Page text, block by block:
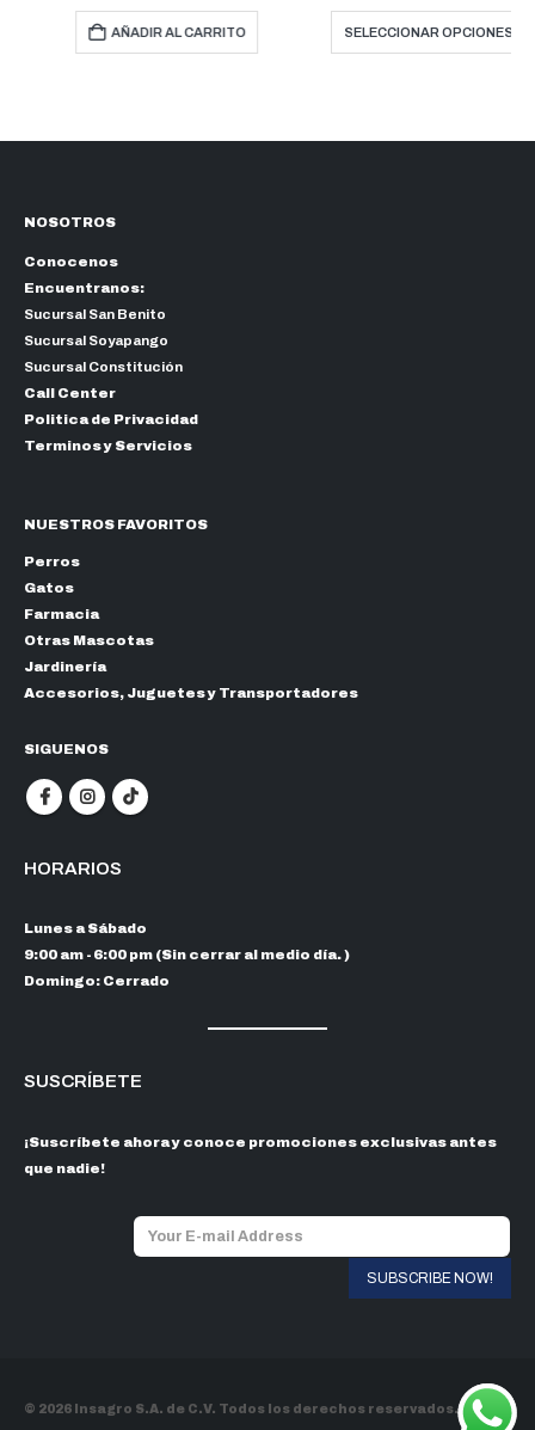
AÑADIR AL CARRITO
desde
$12.50
SELECCIONAR OPCIONES
Este producto tiene múltiples variantes. Las
NOSOTROS
Conocenos
Encuentranos:
Sucursal San Benito
Sucursal Soyapango
Sucursal Constitución
Call Center
Politica de Privacidad
Terminos y Servicios
NUESTROS FAVORITOS
Perros
Gatos
Farmacia
Otras Mascotas
Jardinería
Accesorios, Juguetes y Transportadores
SIGUENOS
HORARIOS
Lunes a Sábado
9:00 am - 6:00 pm (Sin cerrar al medio día. )
Domingo: Cerrado
SUSCRÍBETE
¡Suscríbete ahora y conoce promociones exclusivas antes
que nadie!
© 2026 Insagro S.A. de C.V. Todos los derechos reservados.